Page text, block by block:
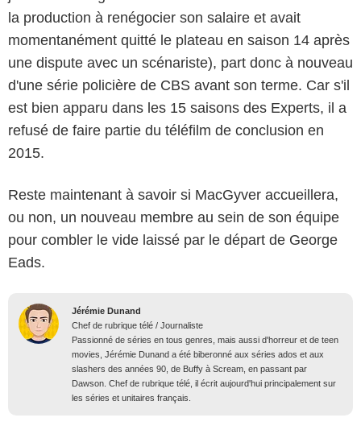
la production à renégocier son salaire et avait
momentanément quitté le plateau en saison 14 après
une dispute avec un scénariste), part donc à nouveau
d'une série policière de CBS avant son terme. Car s'il
est bien apparu dans les 15 saisons des Experts, il a
refusé de faire partie du téléfilm de conclusion en
2015.
Reste maintenant à savoir si MacGyver accueillera,
ou non, un nouveau membre au sein de son équipe
pour combler le vide laissé par le départ de George
Eads.
Jérémie Dunand
Chef de rubrique télé / Journaliste
Passionné de séries en tous genres, mais aussi d'horreur et de teen
movies, Jérémie Dunand a été biberonné aux séries ados et aux
slashers des années 90, de Buffy à Scream, en passant par
Dawson. Chef de rubrique télé, il écrit aujourd'hui principalement sur
les séries et unitaires français.